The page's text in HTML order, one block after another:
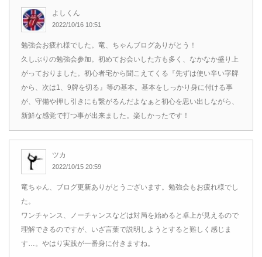
よしくん
2022/10/16 10:51
勉強会お疲れ様でした。竜、ちゃんブログありがとう！
久しぶりの勉強会参加。初めてお会いした方も多く、なかなか盛り上
がっておりました。初心者宅から聞こえてくる『先ずは使い辛い字牌
から、次は1、9牌を切る』等の基本。基本をしっかり身に付ける事
が、守備や押し引きにも繋がるんだよなぁと初心を思い出しながら、
新鮮な感覚で打つ事が出来ました。楽しかったです！
ツカ
2022/10/15 20:59
竜ちゃん、ブログ更新ありがとうございます。勉強会もお疲れ様でし
た。
ワンチャンス、ノーチャンスなどは対局を始めると卓上が見えるので
理解できるのですが、いざ言葉で説明しようとすると難しく感じま
す…。やはり実践が一番身に付きますね。